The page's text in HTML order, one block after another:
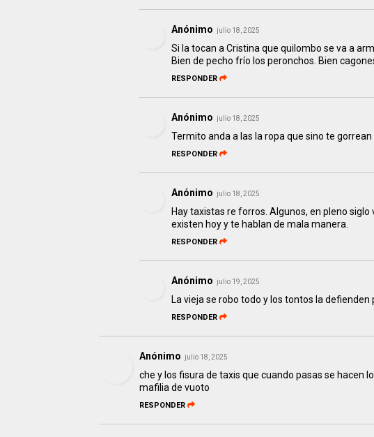
Anónimo julio 18, 2025
Si la tocan a Cristina que quilombo se va a
Bien de pecho frío los peronchos. Bien
RESPONDER
Anónimo julio 18, 2025
Termito anda a las la ropa que sino te gorrean
RESPONDER
Anónimo julio 18, 2025
Hay taxistas re forros. Algunos, en pleno
existen hoy y te hablan de mala manera.
RESPONDER
Anónimo julio 19, 2025
La vieja se robo todo y los tontos la defienden
RESPONDER
Anónimo julio 18, 2025
che y los fisura de taxis que cuando pasas se hacen
mafilia de vuoto
RESPONDER